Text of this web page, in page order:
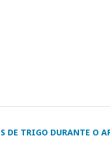
DE TRIGO DURANTE O